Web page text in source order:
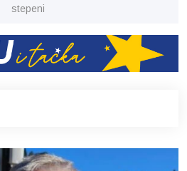
stepeni